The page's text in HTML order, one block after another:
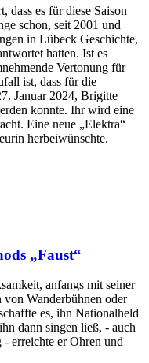
dass es für diese Saison
schon, seit 2001 und
in Lübeck Geschichte,
hatten. Ist es
Vertonung für
ist, dass für die
Januar 2024, Brigitte
konnte. Ihr wird eine
Eine neue „Elektra“
herbeiwünschte.
„Faust“
anfangs mit seiner
Wanderbühnen oder
es, ihn Nationalheld
dann singen ließ, - auch
- erreichte er Ohren und